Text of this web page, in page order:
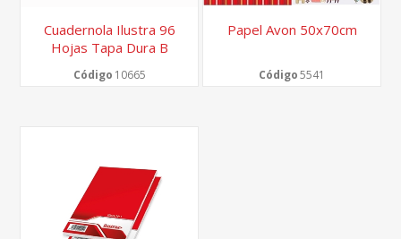
Cuadernola Ilustra 96
Hojas Tapa Dura B
Código 10665
Papel Avon 50x70cm
Código5541